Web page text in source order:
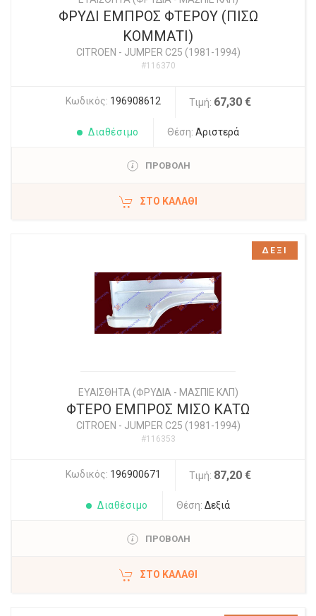
ΦΡΥΔΙ ΕΜΠΡΟΣ ΦΤΕΡΟΥ (ΠΙΣΩ
ΚΟΜΜΑΤΙ)
CITROEN - JUMPER C25 (1981-1994)
#116370
Κωδικός: 196908612 Τιμή: 67,30 €
Διαθέσιμο Θέση: Αριστερά
ΠΡΟΒΟΛΗ
ΣΤΟ ΚΑΛΆΘΙ
ΕΥΑΙΣΘΗΤΑ (ΦΡΥΔΙΑ - ΜΑΣΠΙΕ ΚΛΠ)
ΦΤΕΡΟ ΕΜΠΡΟΣ ΜΙΣΟ ΚΑΤΩ
CITROEN - JUMPER C25 (1981-1994)
#116353
Κωδικός: 196900671 Τιμή: 87,20 €
Διαθέσιμο Θέση: Δεξιά
ΠΡΟΒΟΛΗ
ΣΤΟ ΚΑΛΆΘΙ
ΔΕΞΙ